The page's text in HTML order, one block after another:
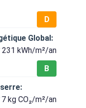
D
Global:
231 kWh/m²/an
B
7 kg CO₂/m²/an